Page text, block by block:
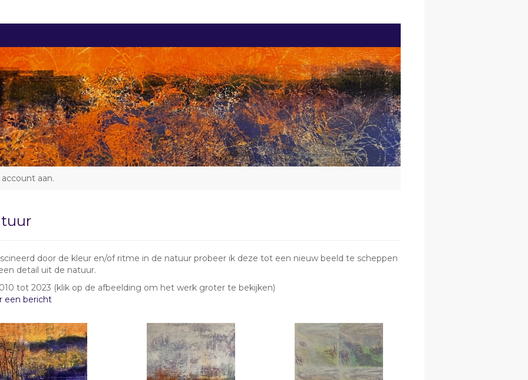
aan.
door de kleur en/of ritme in de natuur probeer ik deze tot een nieuw beeld te scheppen
detail uit de natuur.
tot 2023 (klik op de afbeelding om het werk groter te bekijken)
een bericht